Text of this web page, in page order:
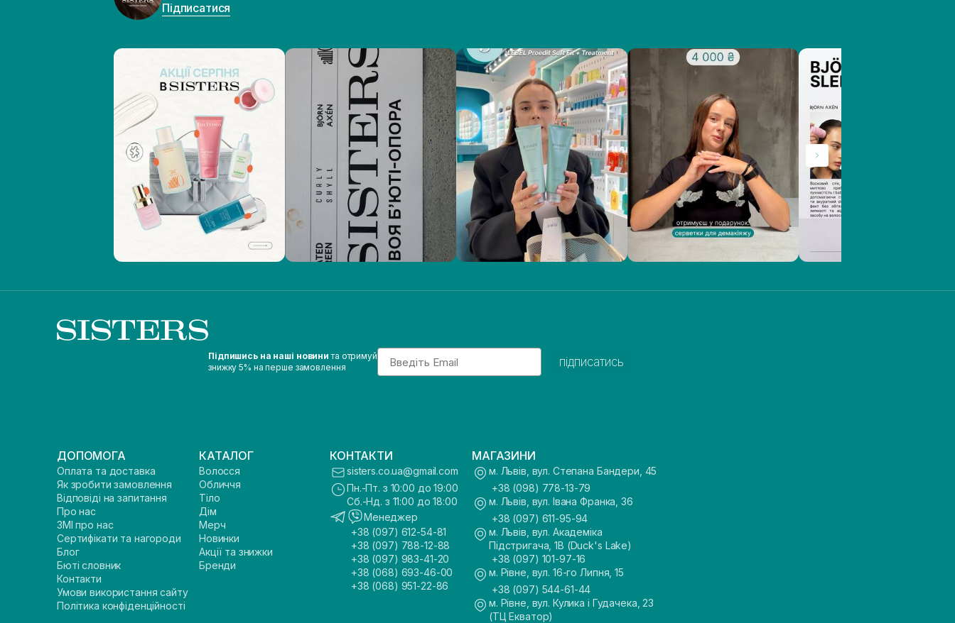
Підписатися
Підпишись на наші новини та отримуй
знижку 5% на перше замовлення
Email
підписатись
ДОПОМОГА
Оплата та доставка
Як зробити замовлення
Відповіді на запитання
Про нас
ЗМІ про нас
Сертифікати та нагороди
Блог
Бюті словник
Контакти
Умови використання сайту
Політика конфіденційності
КАТАЛОГ
Волосся
Обличчя
Тіло
Дім
Мерч
Новинки
Акції та знижки
Бренди
КОНТАКТИ
sisters.co.ua@gmail.com
Пн.-Пт. з 10:00 до 19:00
Сб.-Нд. з 11:00 до 18:00
Менеджер
+38 (097) 612-54-81
+38 (097) 788-12-88
+38 (097) 983-41-20
+38 (068) 693-46-00
+38 (068) 951-22-86
МАГАЗИНИ
м. Львів, вул. Степана Бандери, 45
+38 (098) 778-13-79
м. Львів, вул. Івана Франка, 36
+38 (097) 611-95-94
м. Львів, вул. Академіка
Підстригача, 1В (Duck's Lake)
+38 (097) 101-97-16
м. Рівне, вул. 16-го Липня, 15
+38 (097) 544-61-44
м. Рівне, вул. Кулика і Гудачека, 23
(ТЦ Екватор)